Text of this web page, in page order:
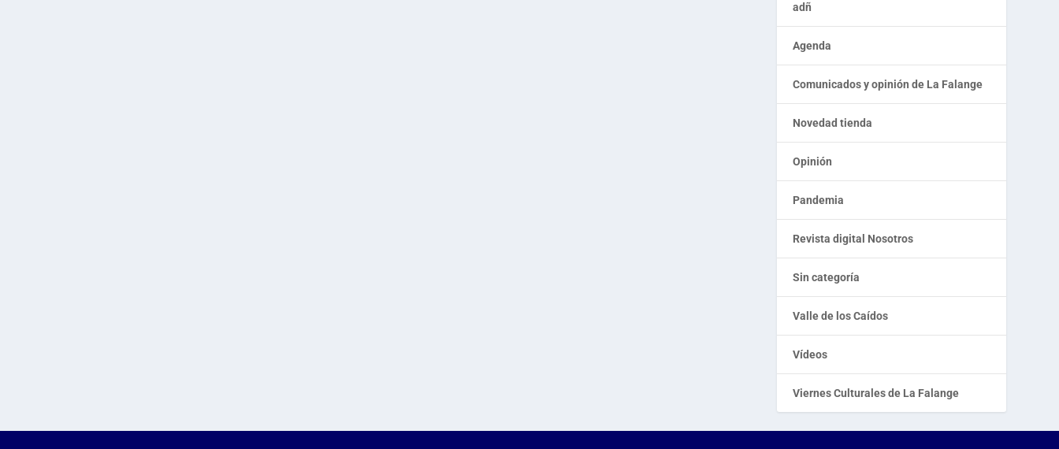
adñ
Agenda
Comunicados y opinión de La Falange
Novedad tienda
Opinión
Pandemia
Revista digital Nosotros
Sin categoría
Valle de los Caídos
Vídeos
Viernes Culturales de La Falange